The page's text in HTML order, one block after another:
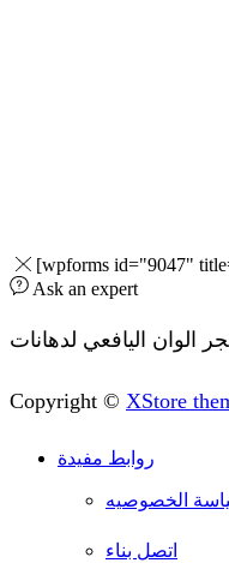
[wpforms id="9047"
Ask an expert
الوان اليافعي لدهانات
Copyright © XStore
روابط مفيدة
الخصوصيه
اتصل بناء